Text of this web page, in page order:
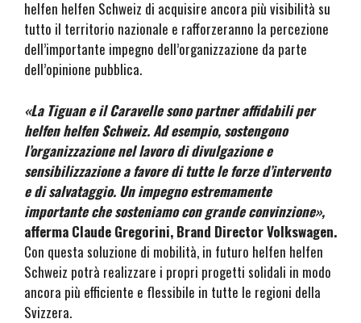
helfen helfen Schweiz di acquisire ancora più visibilità su
tutto il territorio nazionale e rafforzeranno la percezione
dell’importante impegno dell’organizzazione da parte
dell’opinione pubblica.
«La Tiguan e il Caravelle sono partner affidabili per
helfen helfen Schweiz. Ad esempio, sostengono
l’organizzazione nel lavoro di divulgazione e
sensibilizzazione a favore di tutte le forze d’intervento
e di salvataggio. Un impegno estremamente
importante che sosteniamo con grande convinzione»,
afferma Claude Gregorini, Brand Director Volkswagen.
Con questa soluzione di mobilità, in futuro helfen helfen
Schweiz potrà realizzare i propri progetti solidali in modo
ancora più efficiente e flessibile in tutte le regioni della
Svizzera.